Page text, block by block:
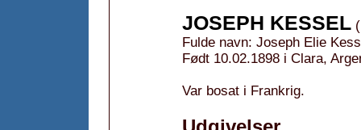
JOSEPH KESSEL
Fulde navn: Joseph Elie
Født 10.02.1898 i Clara,
Var bosat i Frankrig.